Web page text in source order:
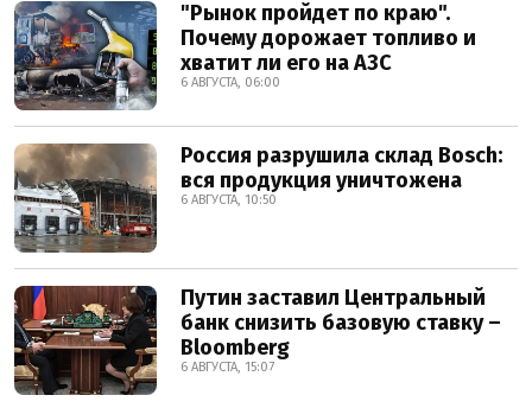
"Рынок пройдет по краю".
Почему дорожает топливо и
хватит ли его на АЗС
6 АВГУСТА, 06:00
Россия разрушила склад Bosch:
вся продукция уничтожена
6 АВГУСТА, 10:50
Путин заставил Центральный
банк снизить базовую ставку –
Bloomberg
6 АВГУСТА, 15:07